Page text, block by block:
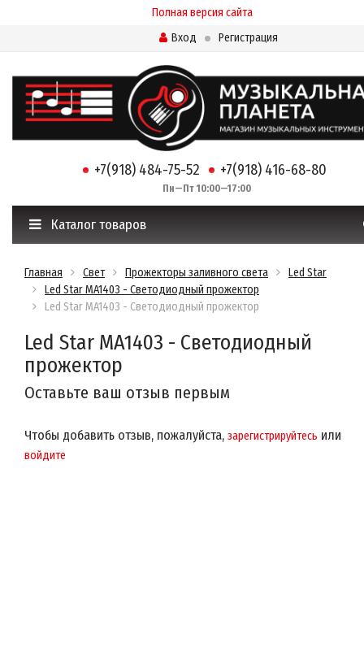
Полная версия сайта
Вход
Регистрация
+7(918) 484-75-52 +7(918) 416-68-80
Пн—Пт 10:00—17:00
Каталог товаров
Главная Свет Прожекторы заливного света
Led Star
Led Star MA1403 - Светодиодный прожектор
Led Star MA1403 - Светодиодный прожектор
Led Star MA1403 - Светодиодный
прожектор
Оставьте ваш отзыв первым
Чтобы добавить отзыв, пожалуйста, зарегистрируйтесь или
войдите